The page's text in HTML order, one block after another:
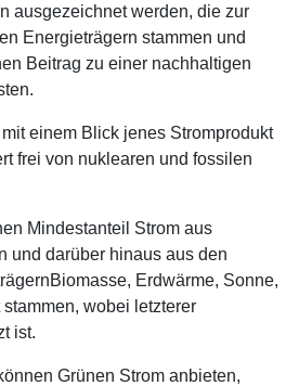
ausgezeichnet werden, die zur
Energieträgern stammen und
Beitrag zu einer nachhaltigen
einem Blick jenes Stromprodukt
frei von nuklearen und fossilen
Mindestanteil Strom aus
und darüber hinaus aus den
Erdwärme, Sonne,
wobei letzterer
ist.
Grünen Strom anbieten,